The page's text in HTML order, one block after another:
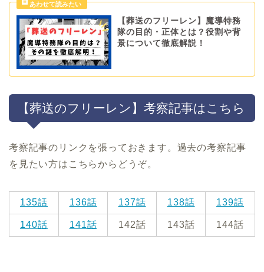
【葬送のフリーレン】魔導特務
隊の目的・正体とは？役割や背
景について徹底解説！
【葬送のフリーレン】考察記事はこちら
考察記事のリンクを張っておきます。過去の考察記事
を見たい方はこちらからどうぞ。
135話 136話 137話 138話 139話
140話 141話 142話 143話 144話